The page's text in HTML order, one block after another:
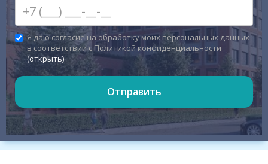
Я даю согласие на обработку моих персональных данных
в соответствии с Политикой конфиденциальности
(открыть)
Отправить